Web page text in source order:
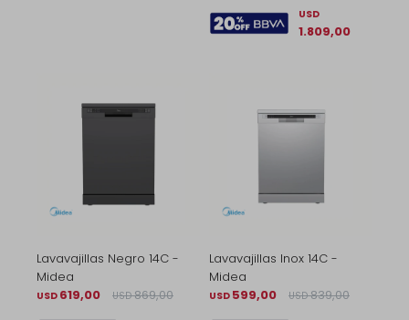
USD
1.809,00
Lavavajillas Negro 14C -
Midea
USD 619,00 USD 869,00
Lavavajillas Inox 14C -
Midea
USD 599,00 USD 839,00